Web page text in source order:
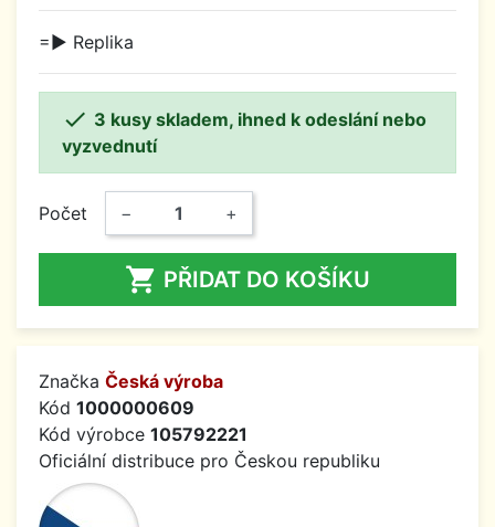
=► Replika
 3 kusy skladem, ihned k odeslání nebo
vyzvednutí
Počet − +
 PŘIDAT DO KOŠÍKU
Značka Česká výroba
Kód 1000000609
Kód výrobce 105792221
Oficiální distribuce pro Českou republiku